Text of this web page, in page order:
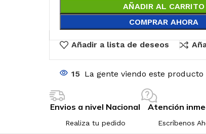
AÑADIR AL CARRITO
COMPRAR AHORA
Añadir a lista de deseos
15 La gente viendo este producto
Envios a nivel Nacional
Realiza tu pedido
Atención
Escríbenos